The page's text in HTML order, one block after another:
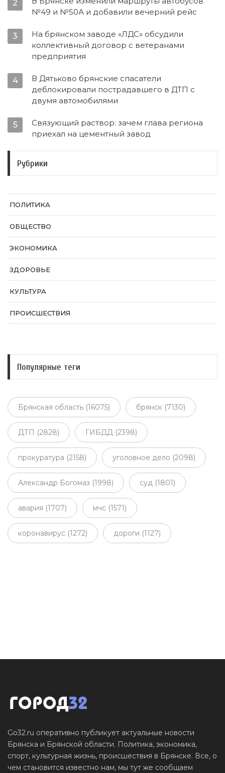
2
№49 и №50А и добавили вечерний рейс
3
На брянском заводе «ЛДС» обсудили
коллективный договор с ветеранами
предприятия
4
В Дятьково брянские спасатели
деблокировали пострадавшего в ДТП с
двумя автомобилями
5
Связующий раствор: зачем глава региона
приехал на цементный завод
Рубрики
ПОЛИТИКА
ОБЩЕСТВО
ЭКОНОМИКА
ЗДОРОВЬЕ
КУЛЬТУРА
ПРОИСШЕСТВИЯ
Популярные теги
Брянская область (16075) брянск (7130)
ДТП (2828) ГИБДД (2398)
прокуратура (2158) уголовное дело (2098)
Александр Богомаз (1998) суд (1801)
авария (1707) мчс (1571)
коронавирус (1272) дороги (1127)
Go32.ru оперативно публикует актуальные новости
Брянска и Брянской области. Политика, экономика,
спорт, культурная жизнь, происшествия в Брянске. Все, о
чем становится известно нам, мы тут же сообщаем